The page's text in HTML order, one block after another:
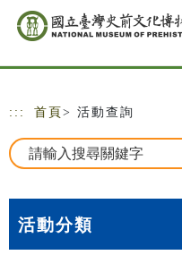
跳到主要內容
網站導覽
::: 首頁 > 活動查詢
活動分類